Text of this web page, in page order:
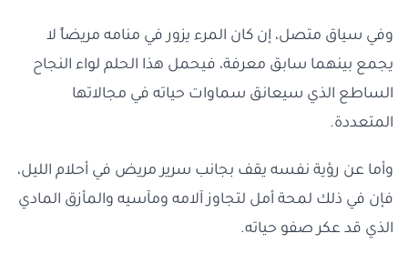
وفي سياق متصل، إن كان المرء يزور في منامه مريضاً لا
يجمع بينهما سابق معرفة، فيحمل هذا الحلم لواء النجاح
الساطع الذي سيعانق سماوات حياته في مجالاتها
المتعددة.
وأما عن رؤية نفسه يقف بجانب سرير مريض في أحلام الليل،
فإن في ذلك لمحة أمل لتجاوز آلامه ومآسيه والمأزق المادي
الذي قد عكر صفو حياته.